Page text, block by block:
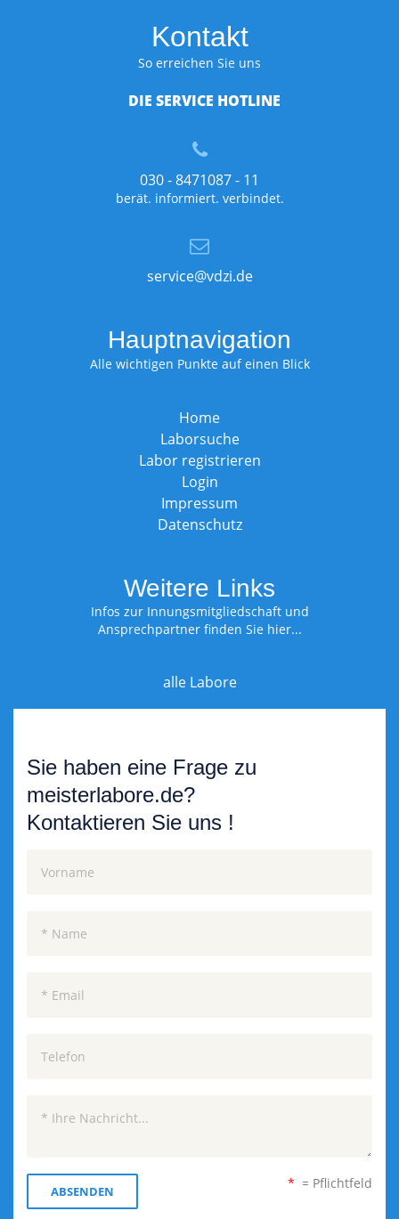
Kontakt
So erreichen Sie uns
DIE SERVICE HOTLINE
030 - 8471087 - 11
berät. informiert. verbindet.
service@vdzi.de
Hauptnavigation
Alle wichtigen Punkte auf einen Blick
Home
Laborsuche
Labor registrieren
Login
Impressum
Datenschutz
Weitere Links
Infos zur Innungsmitgliedschaft und
Ansprechpartner finden Sie hier...
alle Labore